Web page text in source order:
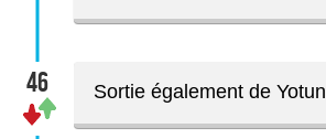
46 Sortie également de